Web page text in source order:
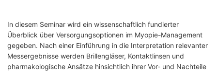
In diesem Seminar wird ein wissenschaftlich fundierter
Überblick über Versorgungsoptionen im Myopie-Management
gegeben. Nach einer Einführung in die Interpretation relevanter
Messergebnisse werden Brillengläser, Kontaktlinsen und
pharmakologische Ansätze hinsichtlich ihrer Vor- und Nachteile